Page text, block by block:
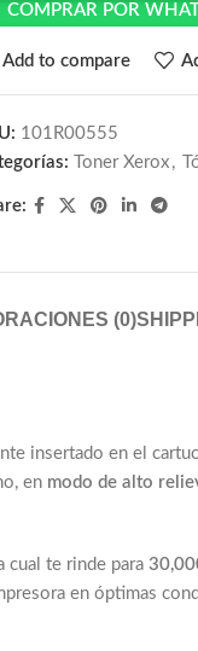
COMPRAR POR
Add to compare
101R00555
Toner Xerox ,
(0)
insertado en el
en modo de alto
cual te rinde para
en óptimas